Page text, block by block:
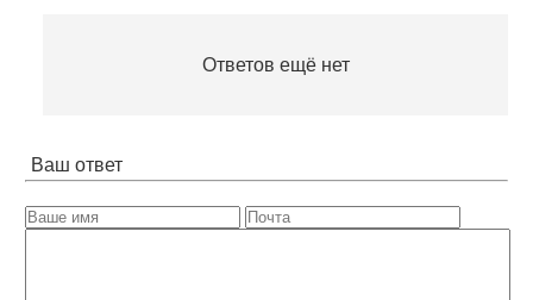
Ответов ещё нет
Ваш ответ